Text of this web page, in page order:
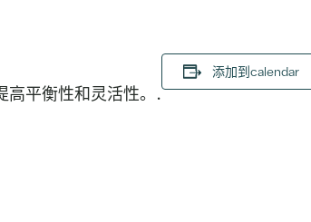
高平衡性和灵活性。.
添加到calendar